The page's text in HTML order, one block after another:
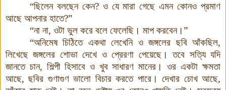
“ছিলেন বলছেন কেন? ও যে মারা গেছে এমন কোনও প্রমাণ
আছে আপনার হাতে?”
“না না, ওটা ভুল করে বলে ফেলেছি। মাপ করবেন।”
“অনিমেষ চিঠিতে একথা লেখেনি ও জঙ্গলের ছবি আঁকছিল,
লিখেছে জঙ্গলের শোভা দেখে ও প্রেরণা পেয়েছে। তবে সত্যি যদি
জানতে চান, শিল্পী হিসাবে ও খুব সাধারণ মানের। ওর একটা ক্ষমতা
আছে, ছবির গুণাগুণ ভালো বিচার করতে পারে। দেখার চোখ আছে,